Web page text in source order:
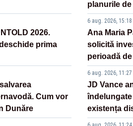
2026.
prima
Cum vor
Dunăre
planurile
6 aug. 2026, 15:18
Ana Maria
solicită
perioadă
6 aug. 2026, 11:27
JD Vance
existența